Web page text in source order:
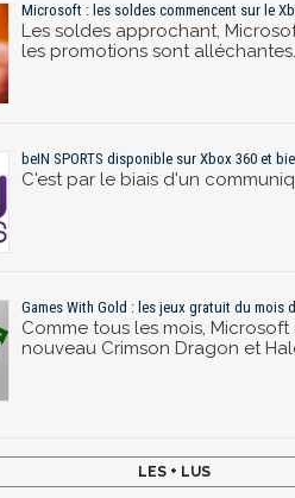
Microsoft : les soldes commencent sur le
Les soldes approchant,
les promotions sont alléchantes.
beIN SPORTS disponible sur Xbox 360 et
C'est par le biais d'un
Games With Gold : les jeux gratuit du mois
Comme tous les mois,
nouveau Crimson Dragon et
LES + LUS